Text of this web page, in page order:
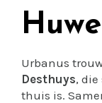
Urbanus
Desthuys,
thuis is.